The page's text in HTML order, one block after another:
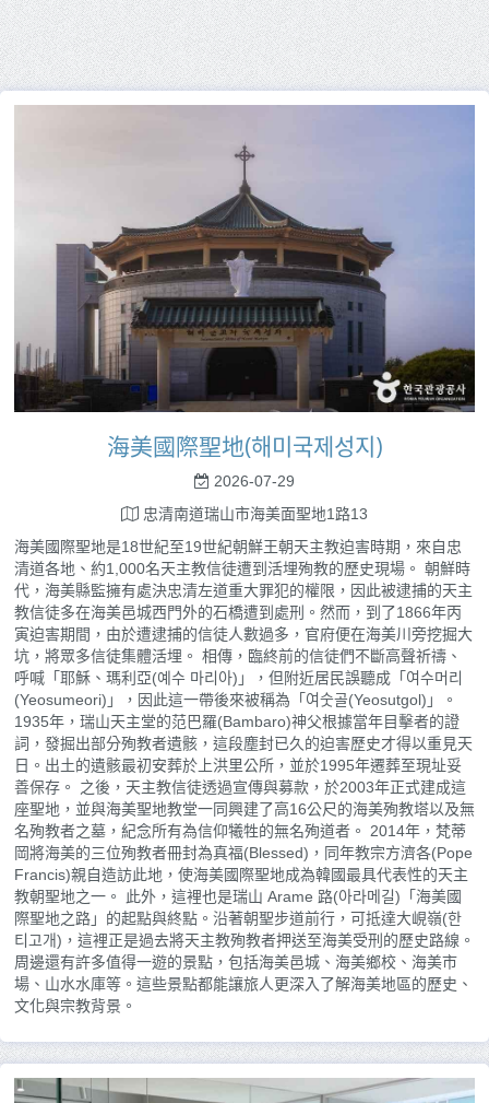
海美國際聖地(해미국제성지)
2026-07-29
忠清南道瑞山市海美面聖地1路13
海美國際聖地是18世紀至19世紀朝鮮王朝天主教迫害時期，來自忠
清道各地、約1,000名天主教信徒遭到活埋殉教的歷史現場。 朝鮮時
代，海美縣監擁有處決忠清左道重大罪犯的權限，因此被逮捕的天主
教信徒多在海美邑城西門外的石橋遭到處刑。然而，到了1866年丙
寅迫害期間，由於遭逮捕的信徒人數過多，官府便在海美川旁挖掘大
坑，將眾多信徒集體活埋。 相傳，臨終前的信徒們不斷高聲祈禱、
呼喊「耶穌、瑪利亞(예수 마리아)」，但附近居民誤聽成「여수머리
(Yeosumeori)」，因此這一帶後來被稱為「여숫골(Yeosutgol)」。
1935年，瑞山天主堂的范巴羅(Bambaro)神父根據當年目擊者的證
詞，發掘出部分殉教者遺骸，這段塵封已久的迫害歷史才得以重見天
日。出土的遺骸最初安葬於上洪里公所，並於1995年遷葬至現址妥
善保存。 之後，天主教信徒透過宣傳與募款，於2003年正式建成這
座聖地，並與海美聖地教堂一同興建了高16公尺的海美殉教塔以及無
名殉教者之墓，紀念所有為信仰犧牲的無名殉道者。 2014年，梵蒂
岡將海美的三位殉教者冊封為真福(Blessed)，同年教宗方濟各(Pope
Francis)親自造訪此地，使海美國際聖地成為韓國最具代表性的天主
教朝聖地之一。 此外，這裡也是瑞山 Arame 路(아라메길)「海美國
際聖地之路」的起點與終點。沿著朝聖步道前行，可抵達大峴嶺(한
티고개)，這裡正是過去將天主教殉教者押送至海美受刑的歷史路線。
周邊還有許多值得一遊的景點，包括海美邑城、海美鄉校、海美市
場、山水水庫等。這些景點都能讓旅人更深入了解海美地區的歷史、
文化與宗教背景。